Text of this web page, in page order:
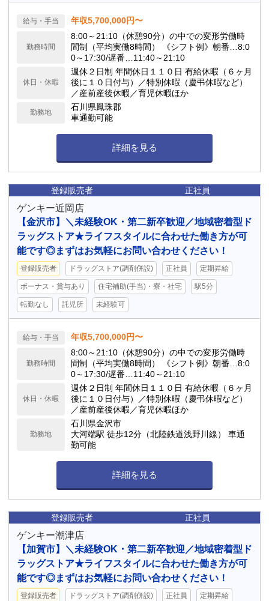
給与・手当 年収5,700,000円〜
勤務時間
8:00～21:10（休憩90分）の中での変形労働時
間制（平均実働8時間） 《シフト例》朝番…8:0
0～17:30/遅番…11:40～21:10
休日・休暇
週休２日制 年間休日１１０日 有給休暇（６ヶ月
後に１０日付与）／特別休暇（慶弔休暇など）
／産前産後休暇／育児休暇ほか
勤務地
石川県鳳珠郡
車通勤可能
詳細を見る
登録販売者 正社員
ゲンキー近岡店
【金沢市】＼未経験OK・第二新卒歓迎／地域密着型ド
ラッグストア★ライフスタイルに合わせた働き方が可
能です◎まずはお気軽にお問い合わせください！
登録販売者 ドラッグストア(調剤併設) 正社員 定期昇給
ボーナス・賞与あり 住宅補助(手当)・寮・社宅 駅5分
転勤なし 託児所 未経験可
給与・手当 年収5,700,000円〜
勤務時間
8:00～21:10（休憩90分）の中での変形労働時
間制（平均実働8時間） 《シフト例》朝番…8:0
0～17:30/遅番…11:40～21:10
休日・休暇
週休２日制 年間休日１１０日 有給休暇（６ヶ月
後に１０日付与）／特別休暇（慶弔休暇など）
／産前産後休暇／育児休暇ほか
勤務地
石川県金沢市
大河端駅 徒歩12分（北陸鉄道浅野川線） 車通
勤可能
詳細を見る
登録販売者 正社員
ゲンキー潮津店
【加賀市】＼未経験OK・第二新卒歓迎／地域密着型ド
ラッグストア★ライフスタイルに合わせた働き方が可
能です◎まずはお気軽にお問い合わせください！
登録販売者 ドラッグストア(調剤併設) 正社員 定期昇給